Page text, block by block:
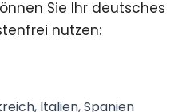
Sie Ihr deutsches
nutzen:
Italien, Spanien